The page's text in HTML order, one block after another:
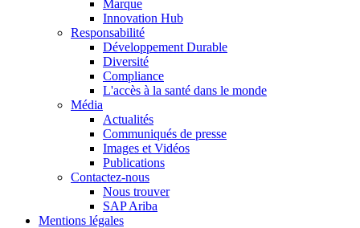
Marque
Innovation Hub
Responsabilité
Développement Durable
Diversité
Compliance
L'accès à la santé dans le monde
Média
Actualités
Communiqués de presse
Images et Vidéos
Publications
Contactez-nous
Nous trouver
SAP Ariba
Mentions légales